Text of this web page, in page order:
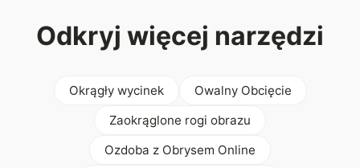
Odkryj więcej narzędzi
Okrągły wycinek
Owalny Obcięcie
Zaokrąglone rogi obrazu
Ozdoba z Obrysem Online